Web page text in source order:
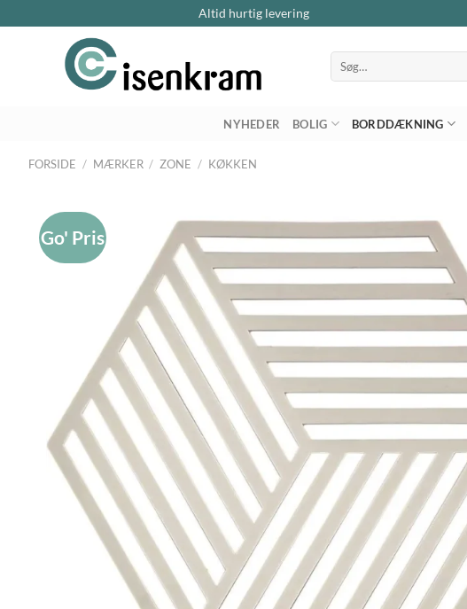
Altid hurtig levering
Søg
efter:
NYHEDER BOLIG BORDDÆKNING
FORSIDE / MÆRKER / ZONE / KØKKEN
Go' Pris